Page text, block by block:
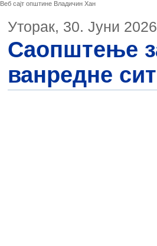
Веб сајт општине Владичин Хан
Уторак, 30. Јуни
Саопштење
ванредне